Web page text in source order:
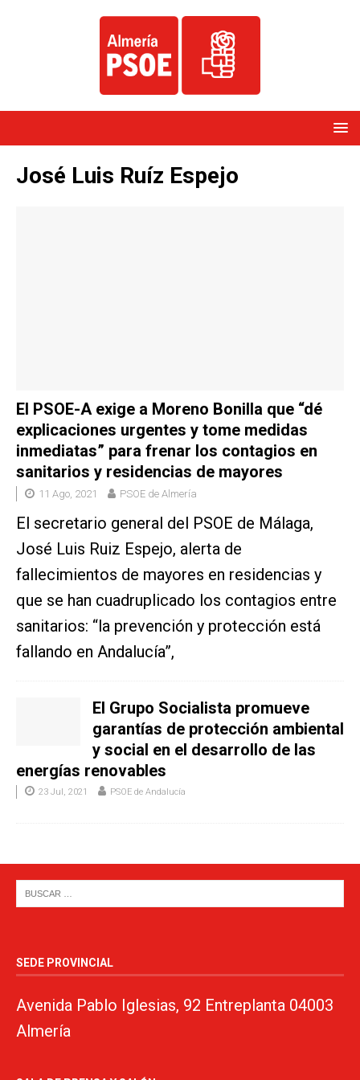
José Luis Ruíz Espejo
El PSOE-A exige a Moreno Bonilla que “dé
explicaciones urgentes y tome medidas
inmediatas” para frenar los contagios en
sanitarios y residencias de mayores
11 Ago, 2021 PSOE de Almería
El secretario general del PSOE de Málaga,
José Luis Ruiz Espejo, alerta de
fallecimientos de mayores en residencias y
que se han cuadruplicado los contagios entre
sanitarios: “la prevención y protección está
fallando en Andalucía”,
El Grupo Socialista promueve
garantías de protección ambiental
y social en el desarrollo de las
energías renovables
23 Jul, 2021 PSOE de Andalucía
SEDE PROVINCIAL
Avenida Pablo Iglesias, 92 Entreplanta 04003
Almería